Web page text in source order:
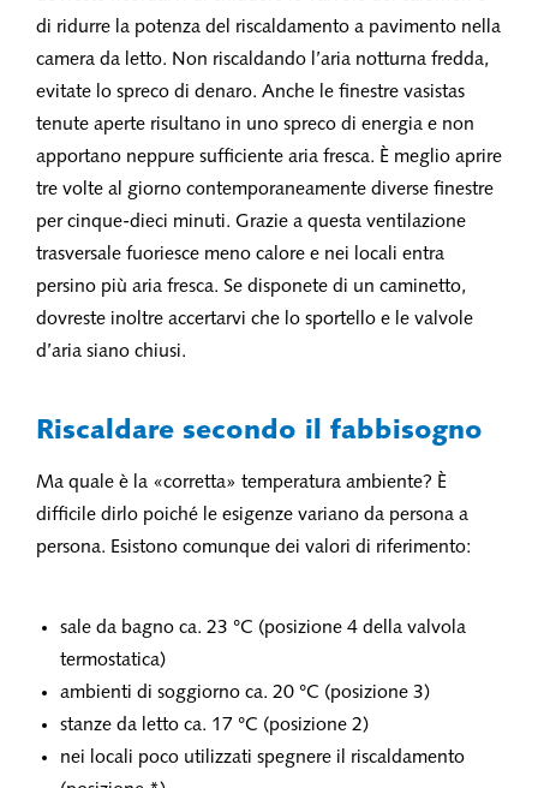
di ridurre la potenza del riscaldamento a pavimento nella
camera da letto. Non riscaldando l’aria notturna fredda,
evitate lo spreco di denaro. Anche le finestre vasistas
tenute aperte risultano in uno spreco di energia e non
apportano neppure sufficiente aria fresca. È meglio aprire
tre volte al giorno contemporaneamente diverse finestre
per cinque-dieci minuti. Grazie a questa ventilazione
trasversale fuoriesce meno calore e nei locali entra
persino più aria fresca. Se disponete di un caminetto,
dovreste inoltre accertarvi che lo sportello e le valvole
d’aria siano chiusi.
Riscaldare secondo il fabbisogno
Ma quale è la «corretta» temperatura ambiente? È
difficile dirlo poiché le esigenze variano da persona a
persona. Esistono comunque dei valori di riferimento:
sale da bagno ca. 23 °C (posizione 4 della valvola
termostatica)
ambienti di soggiorno ca. 20 °C (posizione 3)
stanze da letto ca. 17 °C (posizione 2)
nei locali poco utilizzati spegnere il riscaldamento